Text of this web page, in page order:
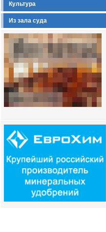
Культура
Из зала суда